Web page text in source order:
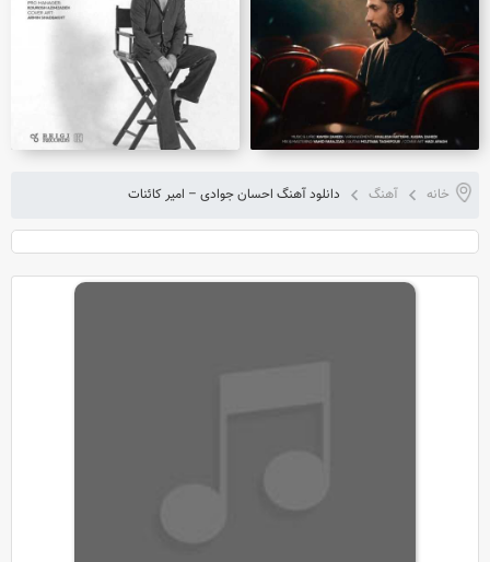
خانه آهنگ دانلود آهنگ احسان جوادی – امیر کائنات